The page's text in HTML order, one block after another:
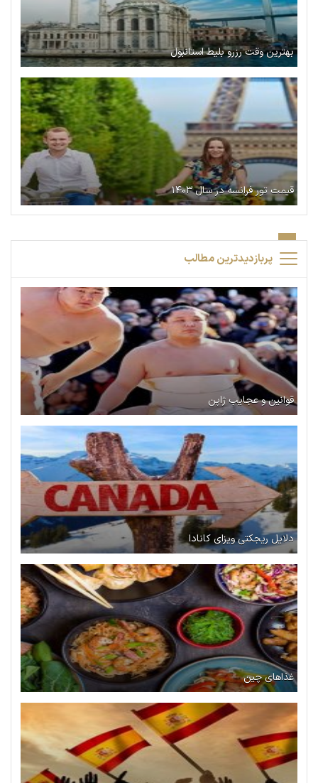
بهترین وقت رزرو بلیط استانبول
قیمت تور فرانسه در سال ۱۴۰۳
پربازدیدترین مطالب
قوانین و عجایب ژاپن
دلایل ریجکتی ویزای کانادا
غذاهای چین